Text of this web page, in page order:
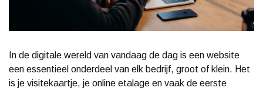
In de digitale wereld van vandaag de dag is een website
een essentieel onderdeel van elk bedrijf, groot of klein. Het
is je visitekaartje, je online etalage en vaak de eerste